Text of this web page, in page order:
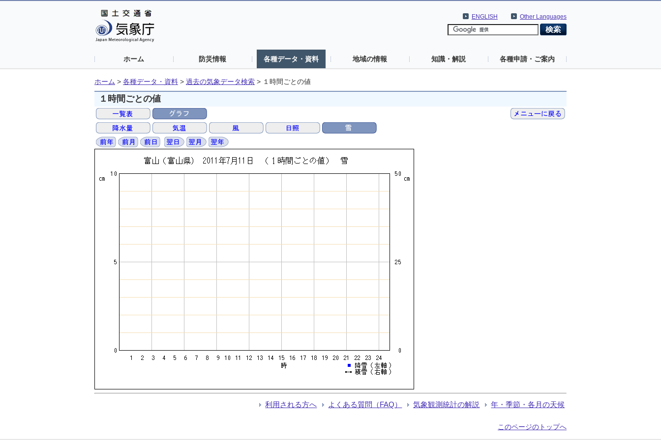
Other Languages
ENGLISH
ホーム 防災情報 各種データ・資料 地域の情報 知識・解説 各種申請・ご案内
ホーム > 各種データ・資料 > 過去の気象データ検索 > １時間ごとの値
１時間ごとの値
利用される方へ よくある質問（FAQ） 気象観測統計の解説 年・季節・各月の天候
このページのトップへ